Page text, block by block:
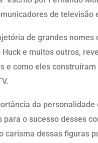
de televisão
de grandes
e muitos outros,
e como eles
da
o sucesso desses
carisma dessas figuras